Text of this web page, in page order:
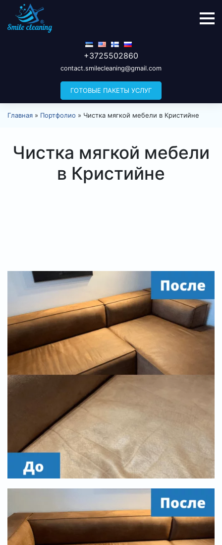
+3725502860
contact.smilecleaning@gmail.com
ГОТОВЫЕ ПАКЕТЫ УСЛУГ
Главная » Портфолио » Чистка мягкой мебели в Кристийне
Чистка мягкой мебели
в Кристийне